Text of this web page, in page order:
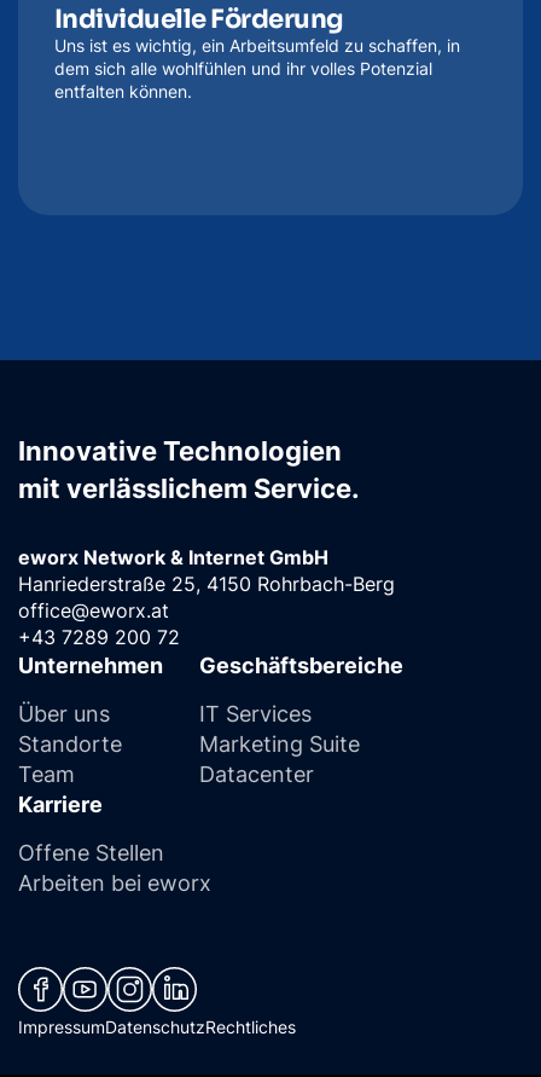
Individuelle Förderung
Uns ist es wichtig, ein Arbeitsumfeld zu schaffen, in
dem sich alle wohlfühlen und ihr volles Potenzial
entfalten können.
Innovative Technologien
mit verlässlichem Service.
eworx Network & Internet GmbH
Hanriederstraße 25, 4150 Rohrbach-Berg
office@eworx.at
+43 7289 200 72
Unternehmen
Über uns
Standorte
Team
Geschäftsbereiche
IT Services
Marketing Suite
Datacenter
Karriere
Offene Stellen
Arbeiten bei eworx
(neues Fenster)
(neues Fenster)
(neues Fenster)
(neues Fenster)
ImpressumDatenschutzRechtliches